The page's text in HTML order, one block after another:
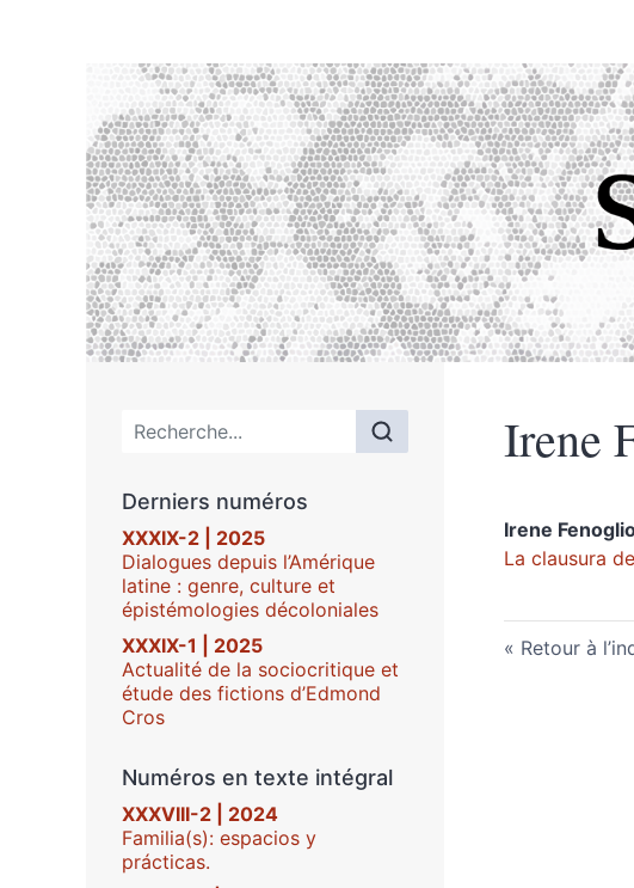
Menu principal
Derniers numéros
XXXIX-2 | 2025
Dialogues depuis l’Amérique
latine : genre, culture et
épistémologies décoloniales
XXXIX-1 | 2025
Actualité de la sociocritique et
étude des fictions d’Edmond
Cros
Numéros en texte intégral
XXXVIII-2 | 2024
Familia(s): espacios y
prácticas.
Irene
Irene
La clausura
Retour à